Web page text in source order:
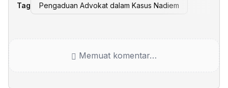
Tag Pengaduan Advokat dalam Kasus Nadiem
Memuat komentar…